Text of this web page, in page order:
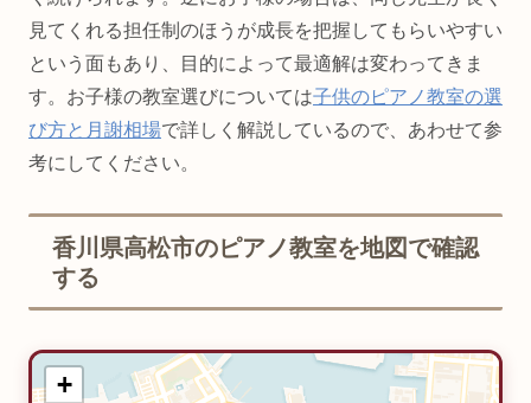
見てくれる担任制のほうが成長を把握してもらいやすい
という面もあり、目的によって最適解は変わってきま
す。お子様の教室選びについては子供のピアノ教室の選
び方と月謝相場で詳しく解説しているので、あわせて参
考にしてください。
香川県高松市のピアノ教室を地図で確認
する
+